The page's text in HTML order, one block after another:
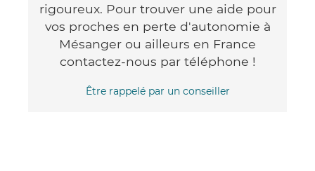
rigoureux. Pour trouver une aide pour
vos proches en perte d'autonomie à
Mésanger ou ailleurs en France
contactez-nous par téléphone !
Être rappelé par un conseiller